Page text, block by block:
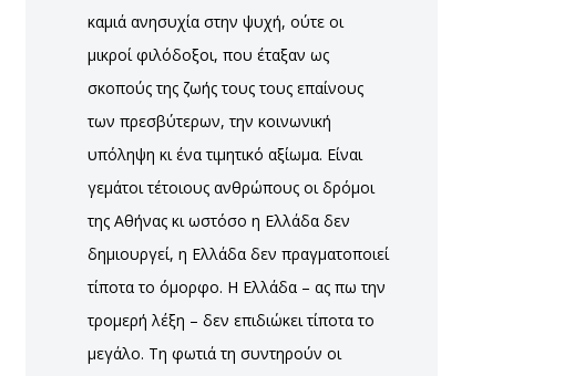
καμιά ανησυχία στην ψυχή, ούτε οι
μικροί φιλόδοξοι, που έταξαν ως
σκοπούς της ζωής τους τους επαίνους
των πρεσβύτερων, την κοινωνική
υπόληψη κι ένα τιμητικό αξίωμα. Είναι
γεμάτοι τέτοιους ανθρώπους οι δρόμοι
της Αθήνας κι ωστόσο η Ελλάδα δεν
δημιουργεί, η Ελλάδα δεν πραγματοποιεί
τίποτα το όμορφο. Η Ελλάδα – ας πω την
τρομερή λέξη – δεν επιδιώκει τίποτα το
μεγάλο. Τη φωτιά τη συντηρούν οι